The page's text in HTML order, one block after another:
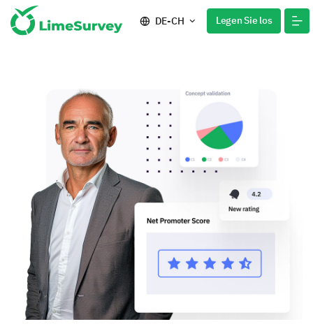
DE-CH Legen Sie los